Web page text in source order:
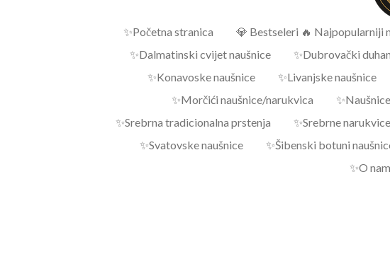
✨Početna stranica 💎 Bestseleri 🔥 Najpopularniji
✨Dalmatinski cvijet naušnice
✨Dubrovački
✨Konavoske naušnice
✨Livanjske naušnice
✨Morčići naušnice/narukvica
✨Srebrna tradicionalna prstenja
✨Srebrne narukvice
✨Svatovske naušnice
✨Šibenski botuni
✨O